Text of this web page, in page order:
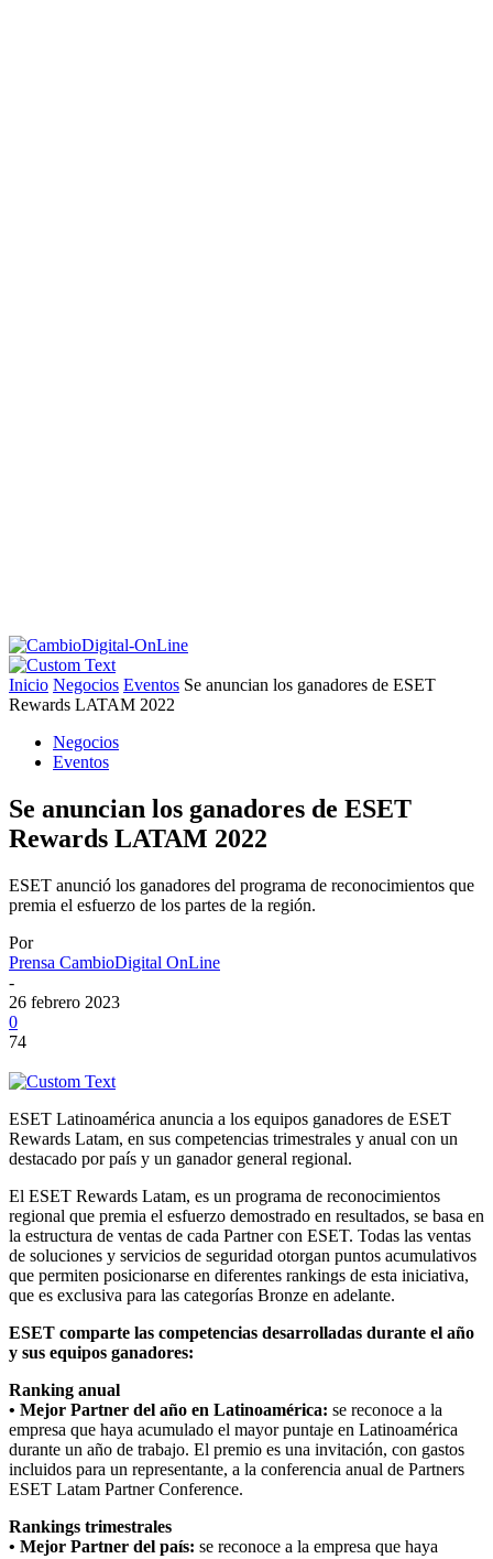
Inicio Negocios Eventos Se anuncian los ganadores de ESET
Rewards LATAM 2022
Negocios
Eventos
Se anuncian los ganadores de ESET
Rewards LATAM 2022
ESET anunció los ganadores del programa de reconocimientos que
premia el esfuerzo de los partes de la región.
Por
Prensa CambioDigital OnLine
-
26 febrero 2023
0
74
ESET Latinoamérica anuncia a los equipos ganadores de ESET
Rewards Latam, en sus competencias trimestrales y anual con un
destacado por país y un ganador general regional.
El ESET Rewards Latam, es un programa de reconocimientos
regional que premia el esfuerzo demostrado en resultados, se basa en
la estructura de ventas de cada Partner con ESET. Todas las ventas
de soluciones y servicios de seguridad otorgan puntos acumulativos
que permiten posicionarse en diferentes rankings de esta iniciativa,
que es exclusiva para las categorías Bronze en adelante.
ESET comparte las competencias desarrolladas durante el año
y sus equipos ganadores:
Ranking anual
• Mejor Partner del año en Latinoamérica: se reconoce a la
empresa que haya acumulado el mayor puntaje en Latinoamérica
durante un año de trabajo. El premio es una invitación, con gastos
incluidos para un representante, a la conferencia anual de Partners
ESET Latam Partner Conference.
Rankings trimestrales
• Mejor Partner del país: se reconoce a la empresa que haya